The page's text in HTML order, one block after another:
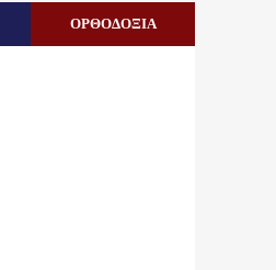
ΟΡΘΟΔΟΞΙΑ